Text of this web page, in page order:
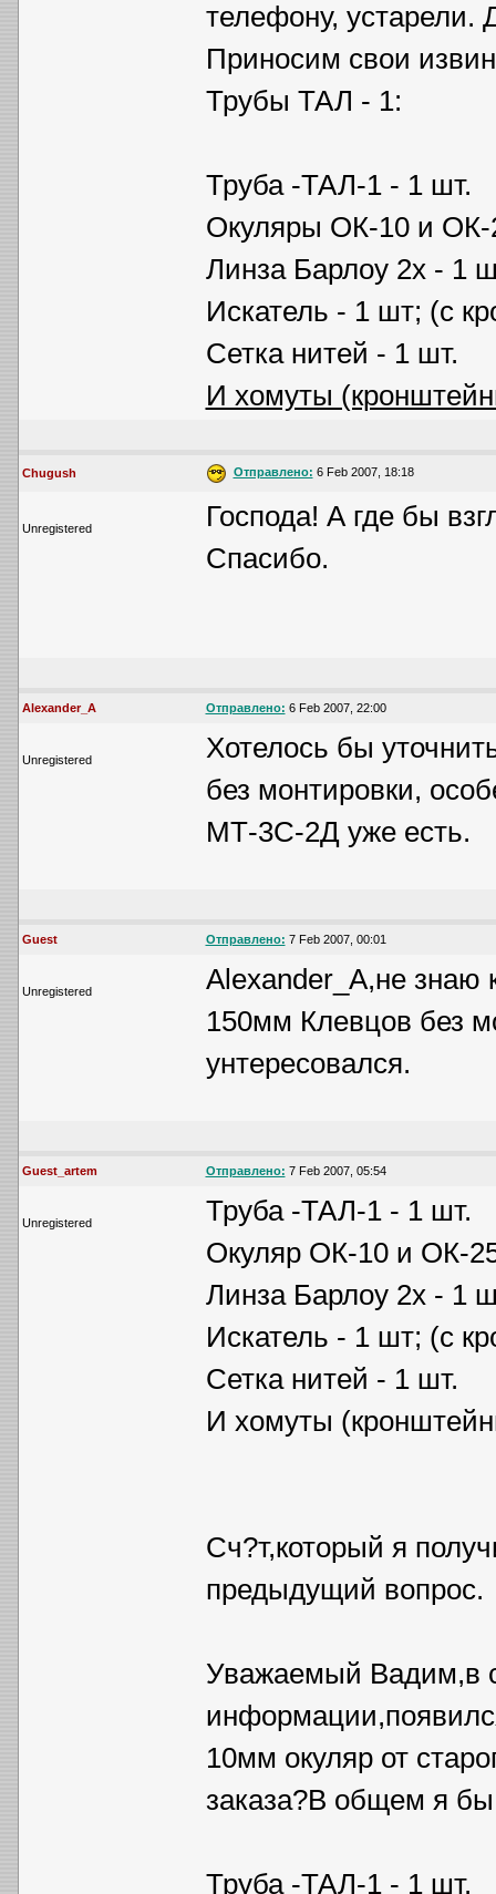
телефону, устарели.
Приносим свои
Трубы ТАЛ - 1:
Труба -ТАЛ-1 - 1 шт.
Окуляры ОК-10 и ОК-
Линза Барлоу 2х - 1
Искатель - 1 шт; (с
Сетка нитей - 1 шт.
И хомуты
Chugush Отправлено: 6 Feb 2007, 18:18
Unregistered
Господа! А где бы
Спасибо.
Alexander_A Отправлено: 6 Feb 2007, 22:00
Unregistered
Хотелось бы
без монтировки,
МТ-3С-2Д уже есть.
Guest Отправлено: 7 Feb 2007, 00:01
Unregistered
Alexander_A,не знаю
150мм Клевцов без
унтересовался.
Guest_artem Отправлено: 7 Feb 2007, 05:54
Unregistered
Труба -ТАЛ-1 - 1 шт.
Окуляр ОК-10 и ОК-
Линза Барлоу 2х - 1
Искатель - 1 шт; (с
Сетка нитей - 1 шт.
И хомуты
Сч?т,который я
предыдущий вопрос.
Уважаемый Вадим,в
10мм окуляр от
заказа?В общем я бы
Труба -ТАЛ-1 - 1 шт.